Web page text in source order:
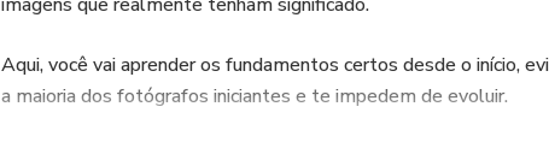
Aqui, você vai aprender os fundamentos certos desde o início,
a maioria dos fotógrafos iniciantes e te impedem de evoluir.